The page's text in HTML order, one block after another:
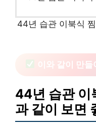
44년 습관 이북식
이와 같이 만
44년 습관 이
과 같이 보면